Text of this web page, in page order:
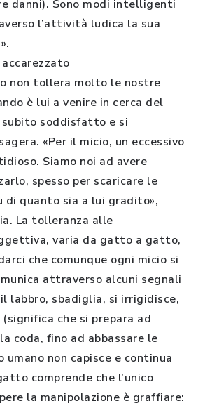
danni). Sono modi intelligenti
l’attività ludica la sua
accarezzato
non tollera molto le nostre
è lui a venire in cerca del
soddisfatto e si
«Per il micio, un eccessivo
Siamo noi ad avere
spesso per scaricare le
di quanto sia a lui gradito»,
La tolleranza alle
varia da gatto a gatto,
che comunque ogni micio si
attraverso alcuni segnali
labbro, sbadiglia, si irrigidisce,
che si prepara ad
coda, fino ad abbassare le
umano non capisce e continua
comprende che l’unico
la manipolazione è graffiare: